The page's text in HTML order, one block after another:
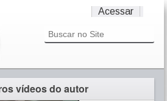
Acessar
vídeos do autor